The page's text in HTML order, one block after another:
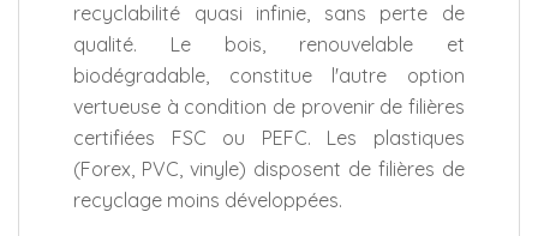
recyclabilité quasi infinie, sans perte de
qualité. Le bois, renouvelable et
biodégradable, constitue l'autre option
vertueuse à condition de provenir de filières
certifiées FSC ou PEFC. Les plastiques
(Forex, PVC, vinyle) disposent de filières de
recyclage moins développées.